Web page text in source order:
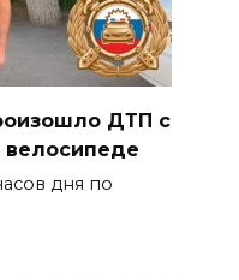
ДТП с
велосипеде
дня по